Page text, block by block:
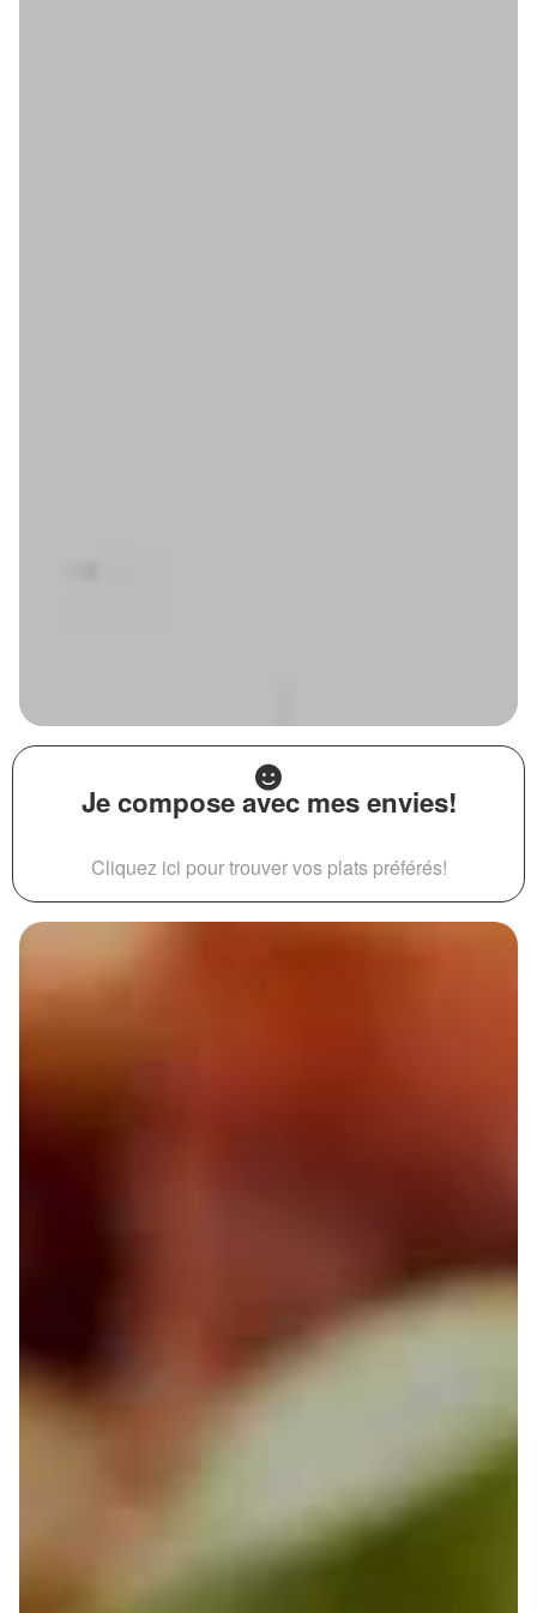
Je compose avec mes envies!
Cliquez ici pour trouver vos plats préférés!